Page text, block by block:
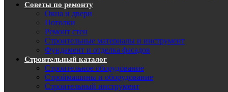
Советы по ремонту
Окна и двери
Потолки
Ремонт стен
Строительные материалы и инструмент
Фундамент и отделка фасадов
Строительный каталог
Строительное оборудование
Строймашины и оборудование
Строительный инструмент